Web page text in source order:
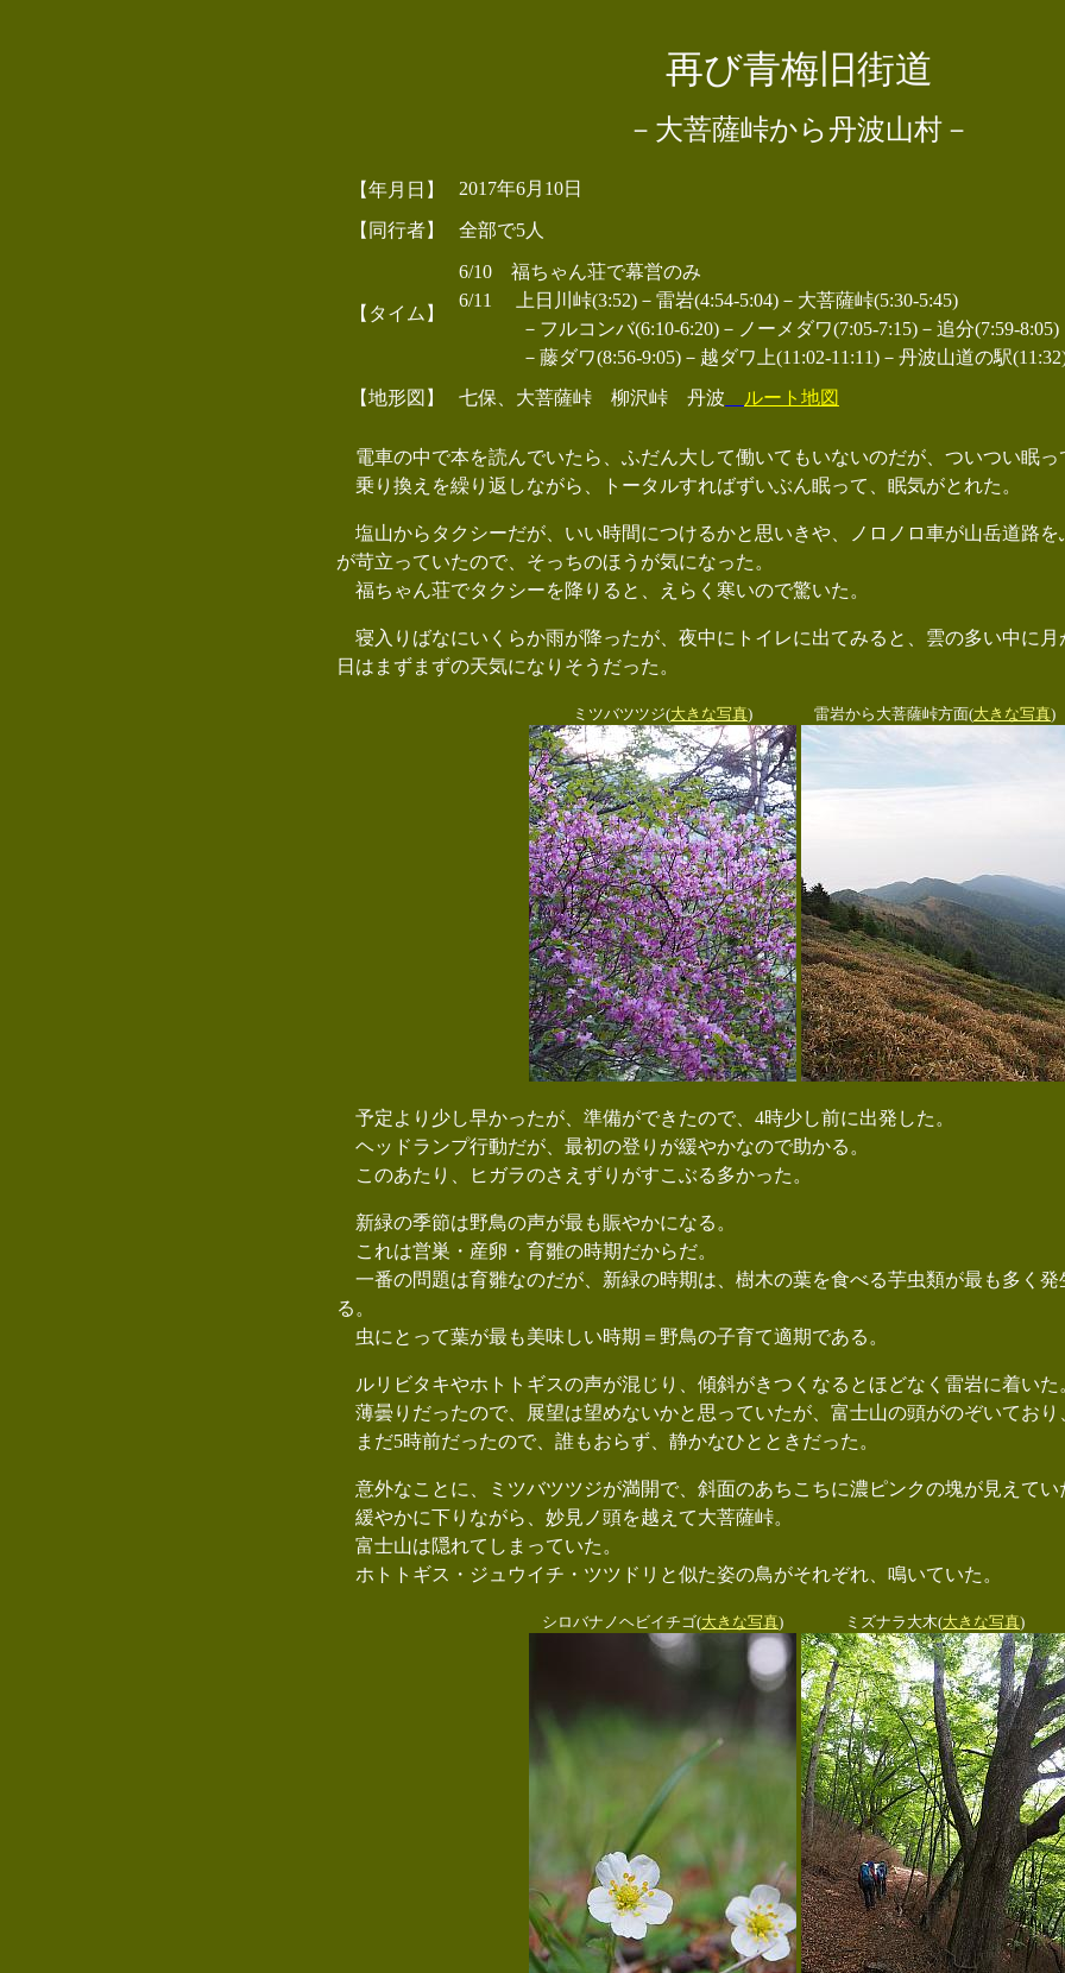
再び青梅旧街道
－大菩薩峠から丹波山村－
【年月日】 2017年6月10日
【同行者】 全部で5人
【タイム】
6/10 福ちゃん荘で幕営のみ
6/11 上日川峠(3:52)－雷岩(4:54-5:04)－大菩薩峠(5:30-5:45)
－フルコンバ(6:10-6:20)－ノーメダワ(7:05-7:15)－追分(7:59-8:05)
－藤ダワ(8:56-9:05)－越ダワ上(11:02-11:11)－丹波山道の駅
【地形図】
七保、大菩薩峠 柳沢峠 丹波 ルート地図
電車の中で本を読んでいたら、ふだん大して働いてもいないのだが、ついつい眠っ
乗り換えを繰り返しながら、トータルすればずいぶん眠って、眠気がとれた。
塩山からタクシーだが、いい時間につけるかと思いきや、ノロノロ車が山岳道路を
が苛立っていたので、そっちのほうが気になった。
福ちゃん荘でタクシーを降りると、えらく寒いので驚いた。
寝入りばなにいくらか雨が降ったが、夜中にトイレに出てみると、雲の多い中に月
日はまずまずの天気になりそうだった。
ミツバツツジ(大きな写真) 雷岩から大菩薩峠方面(大きな写真)
予定より少し早かったが、準備ができたので、4時少し前に出発した。
ヘッドランプ行動だが、最初の登りが緩やかなので助かる。
このあたり、ヒガラのさえずりがすこぶる多かった。
新緑の季節は野鳥の声が最も賑やかになる。
これは営巣・産卵・育雛の時期だからだ。
一番の問題は育雛なのだが、新緑の時期は、樹木の葉を食べる芋虫類が最も多く発
る。
虫にとって葉が最も美味しい時期＝野鳥の子育て適期である。
ルリビタキやホトトギスの声が混じり、傾斜がきつくなるとほどなく雷岩に着いた
薄曇りだったので、展望は望めないかと思っていたが、富士山の頭がのぞいており
まだ5時前だったので、誰もおらず、静かなひとときだった。
意外なことに、ミツバツツジが満開で、斜面のあちこちに濃ピンクの塊が見えてい
緩やかに下りながら、妙見ノ頭を越えて大菩薩峠。
富士山は隠れてしまっていた。
ホトトギス・ジュウイチ・ツツドリと似た姿の鳥がそれぞれ、鳴いていた。
シロバナノヘビイチゴ(大きな写真) ミズナラ大木(大きな写真)